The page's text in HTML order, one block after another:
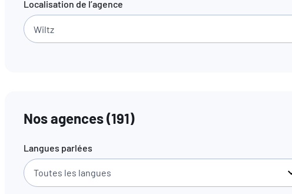
Localisation de l’agence
Nos agences(191)
Langues parlées
Toutes les langues